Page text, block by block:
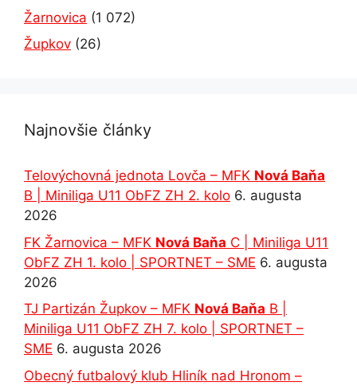
Žarnovica (1 072)
Župkov (26)
Najnovšie články
Telovýchovná jednota Lovča – MFK Nová Baňa
B | Miniliga U11 ObFZ ZH 2. kolo 6. augusta
2026
FK Žarnovica – MFK Nová Baňa C | Miniliga U11
ObFZ ZH 1. kolo | SPORTNET – SME 6. augusta
2026
TJ Partizán Župkov – MFK Nová Baňa B |
Miniliga U11 ObFZ ZH 7. kolo | SPORTNET –
SME 6. augusta 2026
Obecný futbalový klub Hliník nad Hronom –